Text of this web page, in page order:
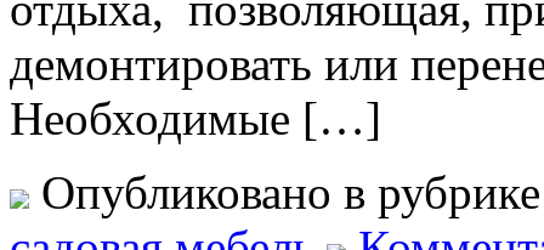
демонтировать или
Необходимые […]
Опубликовано в